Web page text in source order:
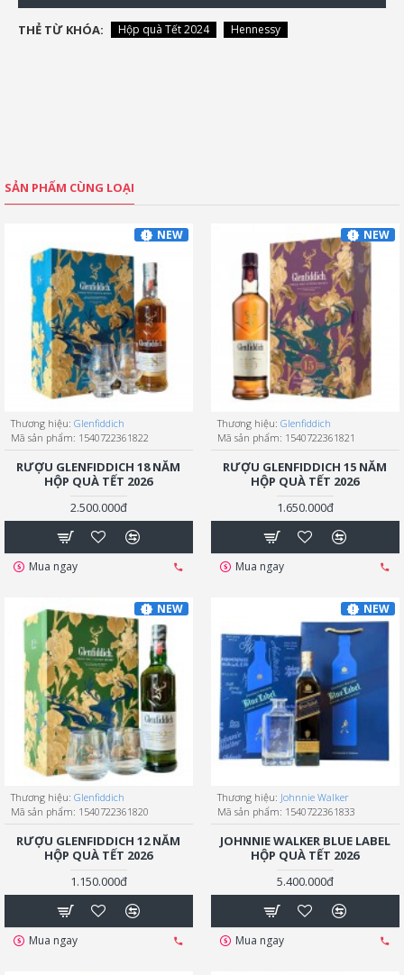
THẺ TỪ KHÓA: Hộp quà Tết 2024 Hennessy
SẢN PHẨM CÙNG LOẠI
NEW
Thương hiệu: Glenfiddich
Mã sản phẩm: 1540722361822
RƯỢU GLENFIDDICH 18 NĂM
HỘP QUÀ TẾT 2026
2.500.000đ
Mua ngay
NEW
Thương hiệu: Glenfiddich
Mã sản phẩm: 1540722361821
RƯỢU GLENFIDDICH 15 NĂM
HỘP QUÀ TẾT 2026
1.650.000đ
Mua ngay
NEW
Thương hiệu: Glenfiddich
Mã sản phẩm: 1540722361820
RƯỢU GLENFIDDICH 12 NĂM
HỘP QUÀ TẾT 2026
1.150.000đ
Mua ngay
NEW
Thương hiệu: Johnnie Walker
Mã sản phẩm: 1540722361833
JOHNNIE WALKER BLUE LABEL
HỘP QUÀ TẾT 2026
5.400.000đ
Mua ngay